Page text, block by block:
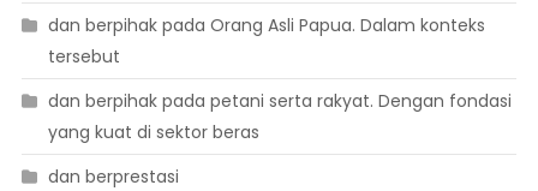
dan berpihak pada Orang Asli Papua. Dalam konteks
tersebut
dan berpihak pada petani serta rakyat. Dengan fondasi
yang kuat di sektor beras
dan berprestasi